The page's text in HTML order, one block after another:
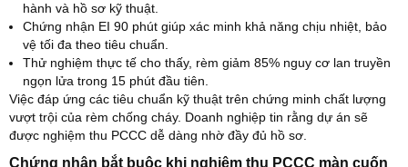
hành và hồ sơ kỹ thuật.
Chứng nhận EI 90 phút giúp xác minh khả năng chịu nhiệt, bảo
vệ tối đa theo tiêu chuẩn.
Thử nghiệm thực tế cho thấy, rèm giảm 85% nguy cơ lan truyền
ngọn lửa trong 15 phút đầu tiên.
Việc đáp ứng các tiêu chuẩn kỹ thuật trên chứng minh chất lượng
vượt trội của rèm chống cháy. Doanh nghiệp tin rằng dự án sẽ
được nghiệm thu PCCC dễ dàng nhờ đầy đủ hồ sơ.
Chứng nhận bắt buộc khi nghiệm thu PCCC màn cuốn